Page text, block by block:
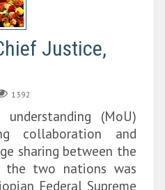
Justice,
1392
(MoU)
collaboration and
sharing between the
the two nations was
Federal Supreme